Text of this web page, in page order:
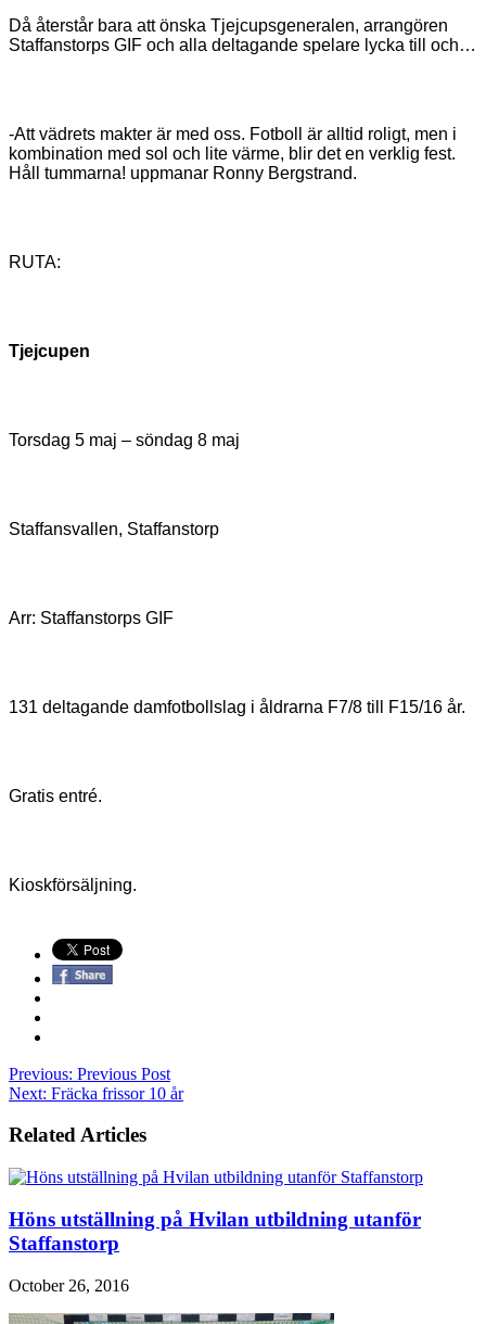
Då återstår bara att önska Tjejcupsgeneralen, arrangören
Staffanstorps GIF och alla deltagande spelare lycka till och…
-Att vädrets makter är med oss. Fotboll är alltid roligt, men i
kombination med sol och lite värme, blir det en verklig fest.
Håll tummarna! uppmanar Ronny Bergstrand.
RUTA:
Tjejcupen
Torsdag 5 maj – söndag 8 maj
Staffansvallen, Staffanstorp
Arr: Staffanstorps GIF
131 deltagande damfotbollslag i åldrarna F7/8 till F15/16 år.
Gratis entré.
Kioskförsäljning.
Previous: Previous Post
Next: Fräcka frissor 10 år
Related Articles
Höns utställning på Hvilan utbildning utanför
Staffanstorp
October 26, 2016